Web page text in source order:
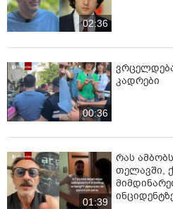
02:36
00:36
კადრები
01:39
რას
თელავში,